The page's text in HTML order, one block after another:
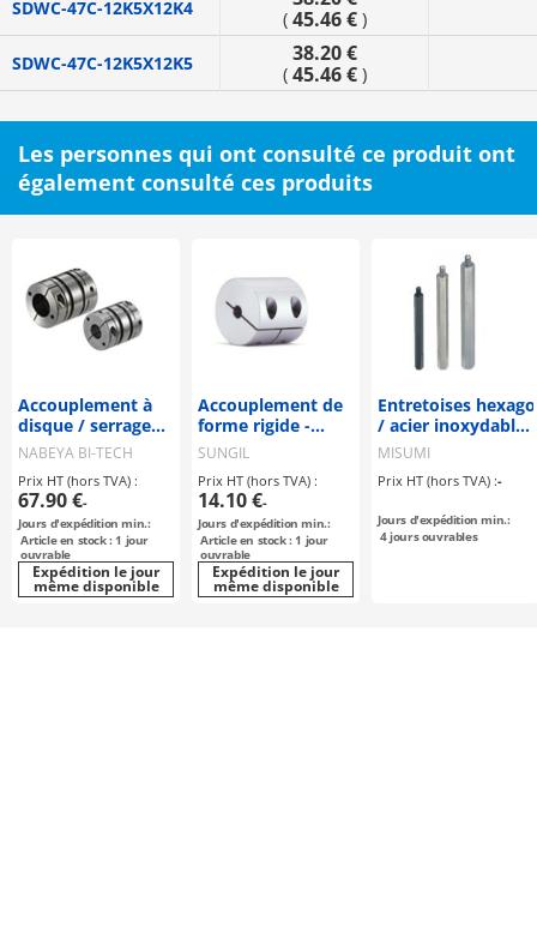
SDWC-47C-12K5X12K4 ( 45.46 €)
SDWC-47C-12K5X12K5 38.20 €
( 45.46 €)
Les personnes qui ont consulté ce produit ont
également consulté ces produits
Accouplement à
disque / serrage
de moyeu / 2
disques : acier /
corps : aluminium
/ XBW / NBK
NABEYA BI-TECH
Prix HT (hors TVA) :
67.90 €-
Jours d'expédition min.:
Article en stock : 1 jour
ouvrable
Expédition le jour
même disponible
Accouplement de
forme rigide -
Type à serrage -
SUNGIL
Prix HT (hors TVA) :
14.10 €-
Jours d'expédition min.:
Article en stock : 1 jour
ouvrable
Expédition le jour
même disponible
Entretoises
/ acier inoxydable,
acier / traitement
au choix / filetage
extérieur, filetage
MISUMI
Prix HT (hors TVA) :-
Jours d'expédition min.:
4jours ouvrables